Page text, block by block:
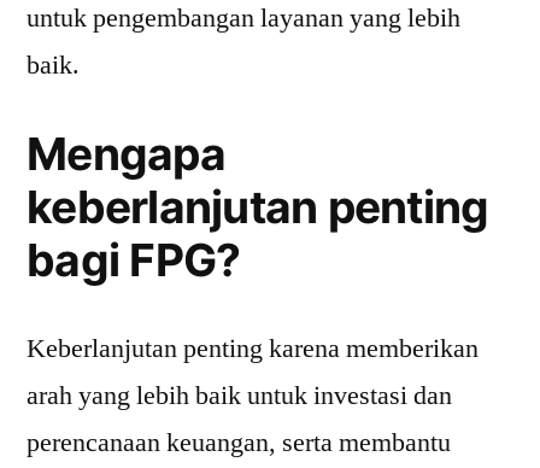
untuk pengembangan layanan yang lebih
baik.
Mengapa
keberlanjutan penting
bagi FPG?
Keberlanjutan penting karena memberikan
arah yang lebih baik untuk investasi dan
perencanaan keuangan, serta membantu